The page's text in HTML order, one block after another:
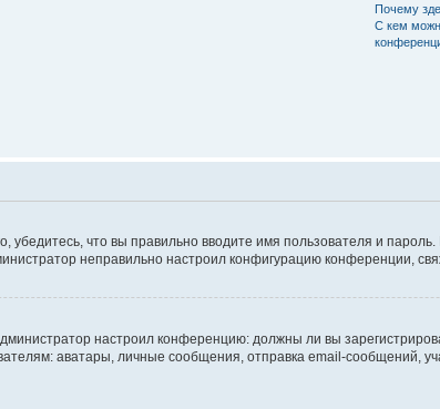
Почему
С кем
убедитесь, что вы правильно вводите имя пользователя и
неправильно настроил конфигурацию конференции,
настроил конференцию: должны ли вы
аватары, личные сообщения, отправка email-сообщений,